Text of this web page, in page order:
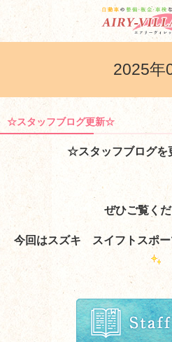
2025年
☆スタッフブログ更新☆
☆スタッフブログ
ぜひご覧く
今回はスズキ スイフトスポー